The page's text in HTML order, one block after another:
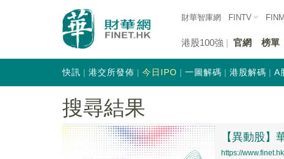
財華智庫網 FINTV
港股100強 官網 榜單
快訊 港交所發佈 今日IPO 一圖解碼 港股解碼 A
搜尋結果
【異動股
https://